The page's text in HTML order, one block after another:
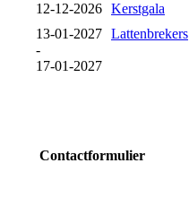
12-12-2026 Kerstgala
13-01-2027
-
17-01-2027
Lattenbrekers
Contactformulier